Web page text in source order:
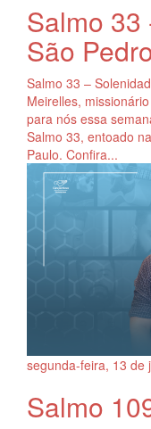
Salmo
São
Salmo 33 –
Meirelles,
para nós essa
Salmo 33, entoado
Paulo. Confira...
segunda-feira, 13 de
Salmo